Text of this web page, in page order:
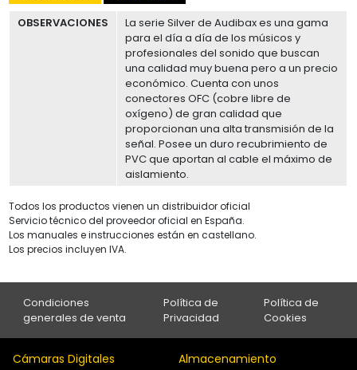
OBSERVACIONES
La serie Silver de Audibax es una gama
para el día a día de los músicos y
profesionales del sonido que buscan
una calidad muy buena pero a un precio
económico. Cuenta con unos
conectores OFC (cobre libre de
oxígeno) de gran calidad que
proporcionan una alta transmisión de la
señal. Posee un duro recubrimiento de
PVC que aportan al cable el máximo de
aislamiento.
Todos los productos vienen un distribuidor oficial
Servicio técnico del proveedor oficial en España.
Los manuales e instrucciones están en castellano.
Los precios incluyen IVA.
Condiciones
generales de venta
Política de
Privacidad
Política de
Cookies
Cámaras Digitales Almacenamiento